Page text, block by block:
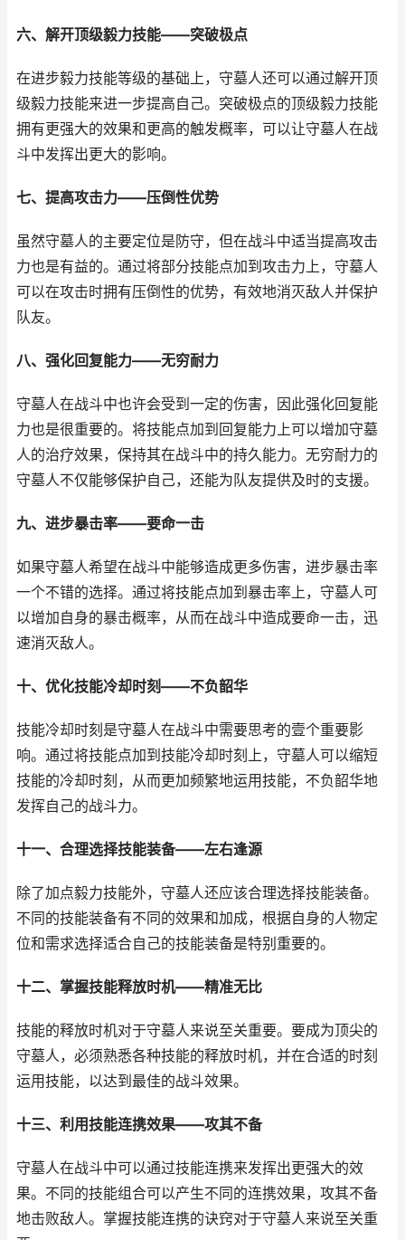
六、解开顶级毅力技能——突破极点
在进步毅力技能等级的基础上，守墓人还可以通过解开顶
级毅力技能来进一步提高自己。突破极点的顶级毅力技能
拥有更强大的效果和更高的触发概率，可以让守墓人在战
斗中发挥出更大的影响。
七、提高攻击力——压倒性优势
虽然守墓人的主要定位是防守，但在战斗中适当提高攻击
力也是有益的。通过将部分技能点加到攻击力上，守墓人
可以在攻击时拥有压倒性的优势，有效地消灭敌人并保护
队友。
八、强化回复能力——无穷耐力
守墓人在战斗中也许会受到一定的伤害，因此强化回复能
力也是很重要的。将技能点加到回复能力上可以增加守墓
人的治疗效果，保持其在战斗中的持久能力。无穷耐力的
守墓人不仅能够保护自己，还能为队友提供及时的支援。
九、进步暴击率——要命一击
如果守墓人希望在战斗中能够造成更多伤害，进步暴击率
一个不错的选择。通过将技能点加到暴击率上，守墓人可
以增加自身的暴击概率，从而在战斗中造成要命一击，迅
速消灭敌人。
十、优化技能冷却时刻——不负韶华
技能冷却时刻是守墓人在战斗中需要思考的壹个重要影
响。通过将技能点加到技能冷却时刻上，守墓人可以缩短
技能的冷却时刻，从而更加频繁地运用技能，不负韶华地
发挥自己的战斗力。
十一、合理选择技能装备——左右逢源
除了加点毅力技能外，守墓人还应该合理选择技能装备。
不同的技能装备有不同的效果和加成，根据自身的人物定
位和需求选择适合自己的技能装备是特别重要的。
十二、掌握技能释放时机——精准无比
技能的释放时机对于守墓人来说至关重要。要成为顶尖的
守墓人，必须熟悉各种技能的释放时机，并在合适的时刻
运用技能，以达到最佳的战斗效果。
十三、利用技能连携效果——攻其不备
守墓人在战斗中可以通过技能连携来发挥出更强大的效
果。不同的技能组合可以产生不同的连携效果，攻其不备
地击败敌人。掌握技能连携的诀窍对于守墓人来说至关重